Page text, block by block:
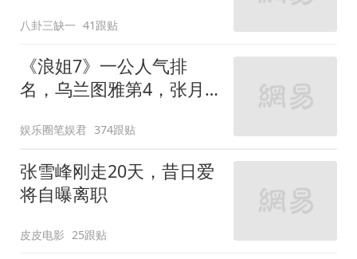
八卦三缺一 41跟贴
《浪姐7》一公人气排
名，乌兰图雅第4，张月
娱乐圈笔娱君 374跟贴
张雪峰刚走20天，昔日爱
将自曝离职
皮皮电影 25跟贴